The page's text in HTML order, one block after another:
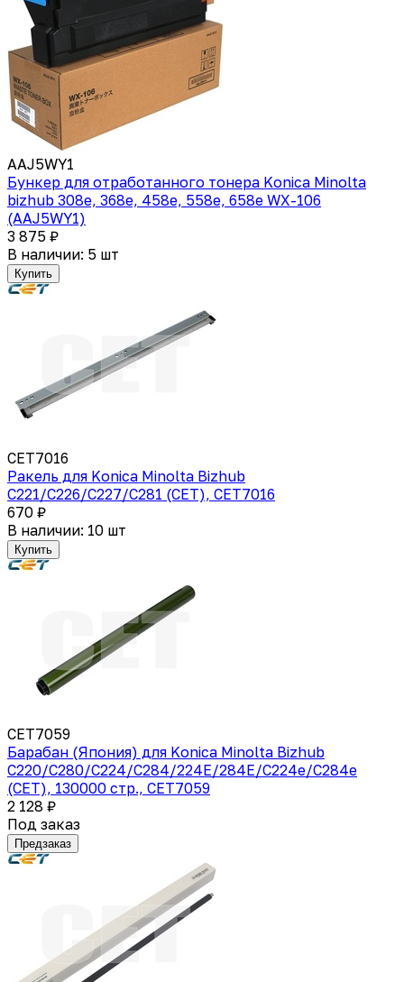
AAJ5WY1
Бункер для отработанного тонера Konica Minolta
bizhub 308e, 368e, 458e, 558e, 658e WX-106
(AAJ5WY1)
3 875 ₽
В наличии: 5 шт
Купить
CET7016
Ракель для Konica Minolta Bizhub
C221/C226/C227/C281 (CET), CET7016
670 ₽
В наличии: 10 шт
Купить
CET7059
Барабан (Япония) для Konica Minolta Bizhub
C220/C280/C224/C284/224E/284E/C224e/C284e
(CET), 130000 стр., CET7059
2 128 ₽
Под заказ
Предзаказ